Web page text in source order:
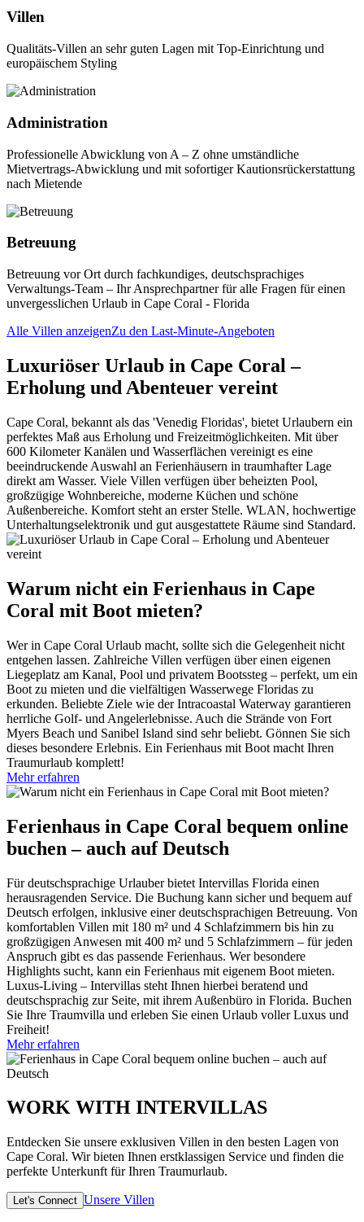
Villen
Qualitäts-Villen an sehr guten Lagen mit Top-Einrichtung und
europäischem Styling
Administration
Professionelle Abwicklung von A – Z ohne umständliche
Mietvertrags-Abwicklung und mit sofortiger Kautionsrückerstattung
nach Mietende
Betreuung
Betreuung vor Ort durch fachkundiges, deutschsprachiges
Verwaltungs-Team – Ihr Ansprechpartner für alle Fragen für einen
unvergesslichen Urlaub in Cape Coral - Florida
Alle Villen anzeigenZu den Last-Minute-Angeboten
Luxuriöser Urlaub in Cape Coral –
Erholung und Abenteuer vereint
Cape Coral, bekannt als das 'Venedig Floridas', bietet Urlaubern ein
perfektes Maß aus Erholung und Freizeitmöglichkeiten. Mit über
600 Kilometer Kanälen und Wasserflächen vereinigt es eine
beeindruckende Auswahl an Ferienhäusern in traumhafter Lage
direkt am Wasser. Viele Villen verfügen über beheizten Pool,
großzügige Wohnbereiche, moderne Küchen und schöne
Außenbereiche. Komfort steht an erster Stelle. WLAN, hochwertige
Unterhaltungselektronik und gut ausgestattete Räume sind Standard.
Warum nicht ein Ferienhaus in Cape
Coral mit Boot mieten?
Wer in Cape Coral Urlaub macht, sollte sich die Gelegenheit nicht
entgehen lassen. Zahlreiche Villen verfügen über einen eigenen
Liegeplatz am Kanal, Pool und privatem Bootssteg – perfekt, um ein
Boot zu mieten und die vielfältigen Wasserwege Floridas zu
erkunden. Beliebte Ziele wie der Intracoastal Waterway garantieren
herrliche Golf- und Angelerlebnisse. Auch die Strände von Fort
Myers Beach und Sanibel Island sind sehr beliebt. Gönnen Sie sich
dieses besondere Erlebnis. Ein Ferienhaus mit Boot macht Ihren
Traumurlaub komplett!
Mehr erfahren
Ferienhaus in Cape Coral bequem online
buchen – auch auf Deutsch
Für deutschsprachige Urlauber bietet Intervillas Florida einen
herausragenden Service. Die Buchung kann sicher und bequem auf
Deutsch erfolgen, inklusive einer deutschsprachigen Betreuung. Von
komfortablen Villen mit 180 m² und 4 Schlafzimmern bis hin zu
großzügigen Anwesen mit 400 m² und 5 Schlafzimmern – für jeden
Anspruch gibt es das passende Ferienhaus. Wer besondere
Highlights sucht, kann ein Ferienhaus mit eigenem Boot mieten.
Luxus-Living – Intervillas steht Ihnen hierbei beratend und
deutschsprachig zur Seite, mit ihrem Außenbüro in Florida. Buchen
Sie Ihre Traumvilla und erleben Sie einen Urlaub voller Luxus und
Freiheit!
Mehr erfahren
WORK WITH INTERVILLAS
Entdecken Sie unsere exklusiven Villen in den besten Lagen von
Cape Coral. Wir bieten Ihnen erstklassigen Service und finden die
perfekte Unterkunft für Ihren Traumurlaub.
Let's Connect Unsere Villen